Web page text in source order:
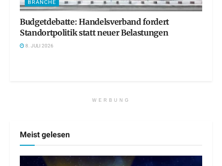
BRANCHE
Budgetdebatte: Handelsverband fordert
Standortpolitik statt neuer Belastungen
8. JULI 2026
WERBUNG
Meist gelesen